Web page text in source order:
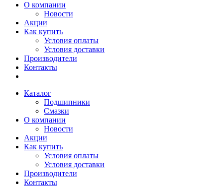
О компании
Новости
Акции
Как купить
Условия оплаты
Условия доставки
Производители
Контакты
Каталог
Подшипники
Смазки
О компании
Новости
Акции
Как купить
Условия оплаты
Условия доставки
Производители
Контакты